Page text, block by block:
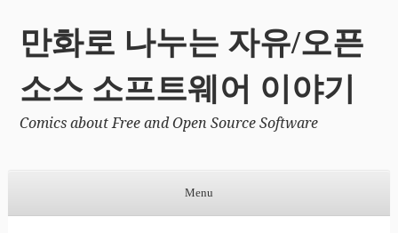
만화로 나누는 자유/오픈
소스 소프트웨어 이야기
Comics about Free and Open Source Software
Menu